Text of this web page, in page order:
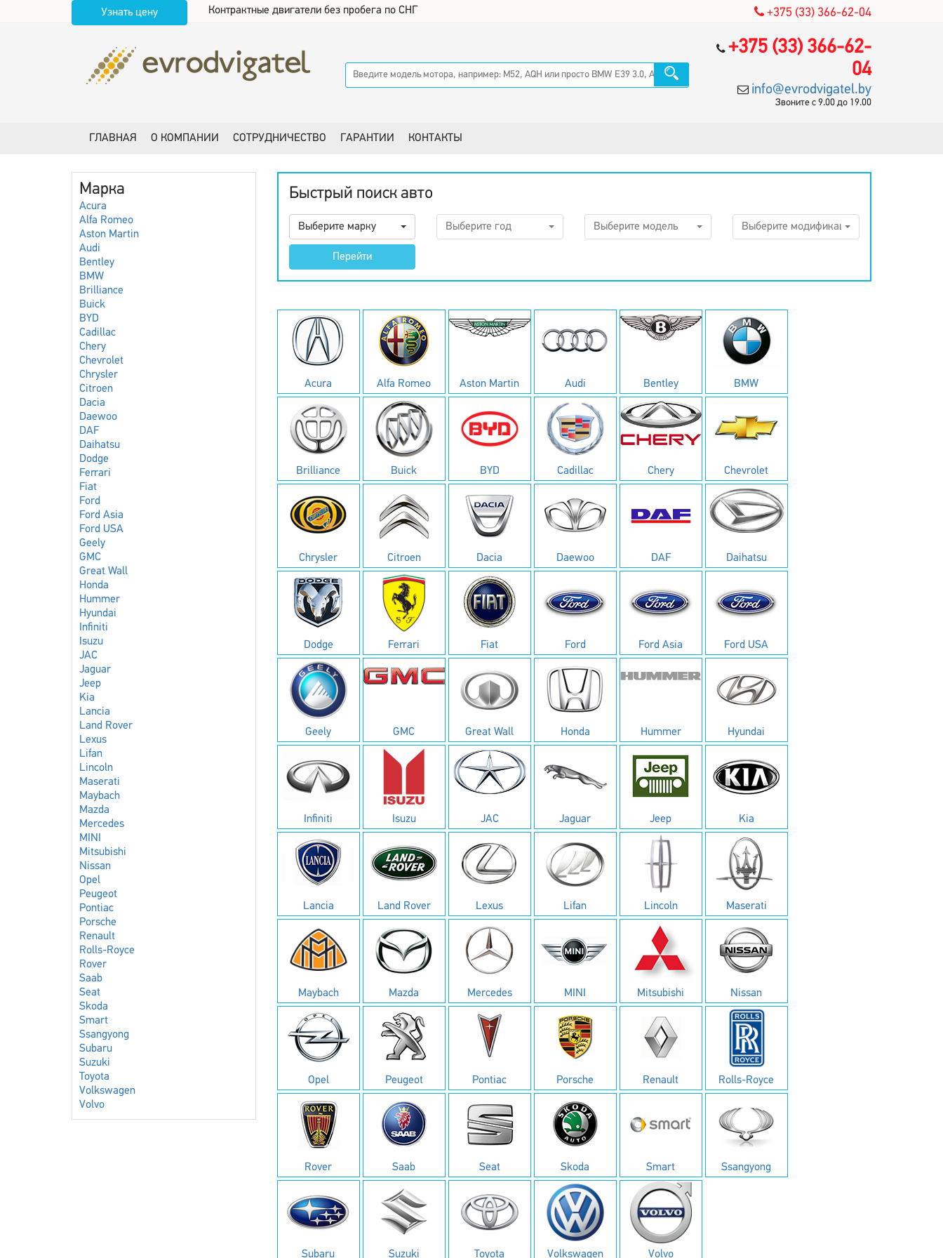
Узнать цену Контрактные двигатели без пробега по СНГ +375 (33) 366-62-04
+375 (33) 366-62-
04
info@evrodvigatel.by
Звоните с 9.00 до 19.00
ГЛАВНАЯ О КОМПАНИИ СОТРУДНИЧЕСТВО ГАРАНТИИ КОНТАКТЫ
Марка
Acura
Alfa Romeo
Aston Martin
Audi
Bentley
BMW
Brilliance
Buick
BYD
Cadillac
Chery
Chevrolet
Chrysler
Citroen
Dacia
Daewoo
DAF
Daihatsu
Dodge
Ferrari
Fiat
Ford
Ford Asia
Ford USA
Geely
GMC
Great Wall
Honda
Hummer
Hyundai
Infiniti
Isuzu
JAC
Jaguar
Jeep
Kia
Lancia
Land Rover
Lexus
Lifan
Lincoln
Maserati
Maybach
Mazda
Mercedes
MINI
Mitsubishi
Nissan
Opel
Peugeot
Pontiac
Porsche
Renault
Rolls-Royce
Rover
Saab
Seat
Skoda
Smart
Ssangyong
Subaru
Suzuki
Toyota
Volkswagen
Volvo
Быстрый поиск авто
Выберите марку Выберите год Выберите модель Выберите модификацию
Перейти
Acura Alfa Romeo Aston Martin Audi Bentley BMW
Brilliance Buick BYD Cadillac Chery Chevrolet
Chrysler Citroen Dacia Daewoo DAF Daihatsu
Dodge Ferrari Fiat Ford Ford Asia Ford USA
Geely GMC Great Wall Honda Hummer Hyundai
Infiniti Isuzu JAC Jaguar Jeep Kia
Lancia Land Rover Lexus Lifan Lincoln Maserati
Maybach Mazda Mercedes MINI Mitsubishi Nissan
Opel Peugeot Pontiac Porsche Renault Rolls-Royce
Rover Saab Seat Skoda Smart Ssangyong
Subaru Suzuki Toyota Volkswagen Volvo